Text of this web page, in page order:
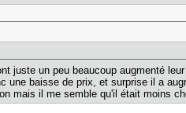
juste un peu beaucoup augmenté
baisse de prix, et surprise il a
mais il me semble qu'il était moins